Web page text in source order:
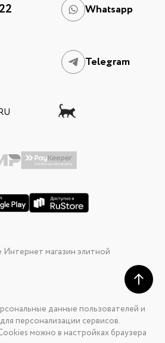
Whatsapp
Telegram
магазин элитной
данные пользователей и
персонализации сервисов.
можно в настройках браузера